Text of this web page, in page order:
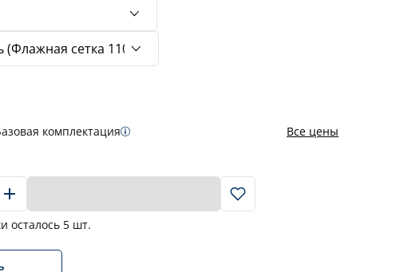
комплектация Все цены
осталось 5 шт.